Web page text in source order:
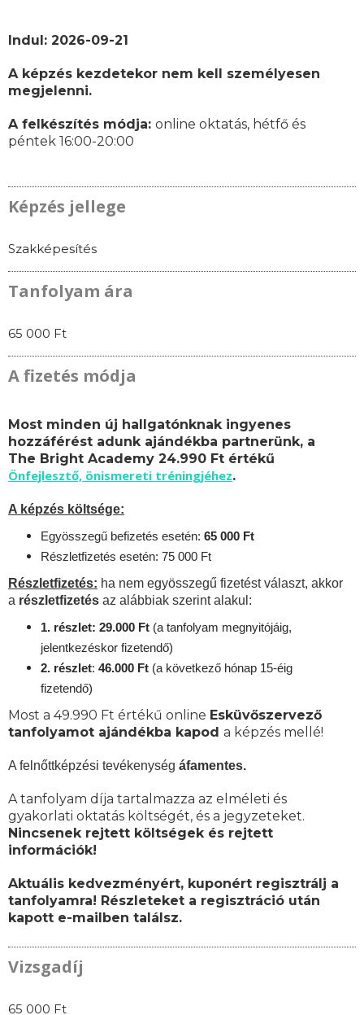
Indul: 2026-09-21
A képzés kezdetekor nem kell személyesen
megjelenni.
A felkészítés módja: online oktatás, hétfő és
péntek 16:00-20:00
Képzés jellege
Szakképesítés
Tanfolyam ára
65 000 Ft
A fizetés módja
Most minden új hallgatónknak ingyenes
hozzáférést adunk ajándékba partnerünk, a
The Bright Academy 24.990 Ft értékű
Önfejlesztő, önismereti tréningjéhez.
A képzés költsége:
Egyösszegű befizetés esetén: 65 000 Ft
Részletfizetés esetén: 75 000 Ft
Részletfizetés: ha nem egyösszegű fizetést választ, akkor
a részletfizetés az alábbiak szerint alakul:
1. részlet: 29.000 Ft (a tanfolyam megnyitójáig,
jelentkezéskor fizetendő)
2. részlet: 46.000 Ft (a következő hónap 15-éig
fizetendő)
Most a 49.990 Ft értékű online Esküvőszervező
tanfolyamot ajándékba kapod a képzés mellé!
A felnőttképzési tevékenység áfamentes.
A tanfolyam díja tartalmazza az elméleti és
gyakorlati oktatás költségét, és a jegyzeteket.
Nincsenek rejtett költségek és rejtett
információk!
Aktuális kedvezményért, kuponért regisztrálj a
tanfolyamra! Részleteket a regisztráció után
kapott e-mailben találsz.
Vizsgadíj
65 000 Ft